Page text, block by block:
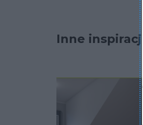
Inne inspiracje